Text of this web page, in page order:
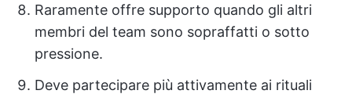
Raramente offre supporto quando gli altri
membri del team sono sopraffatti o sotto
pressione.
Deve partecipare più attivamente ai rituali